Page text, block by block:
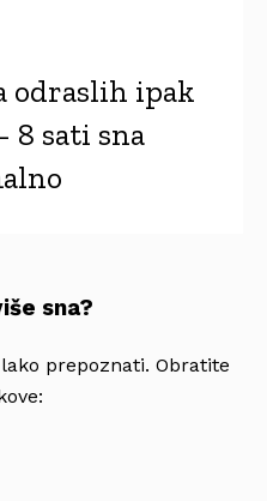
odraslih ipak
8 sati sna
sna?
prepoznati. Obratite